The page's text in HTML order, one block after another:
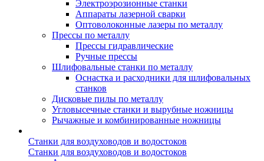
Электроэрозионные станки
Аппараты лазерной сварки
Оптоволоконные лазеры по металлу
Прессы по металлу
Прессы гидравлические
Ручные прессы
Шлифовальные станки по металлу
Оснастка и расходники для шлифовальных
станков
Дисковые пилы по металлу
Угловысечные станки и вырубные ножницы
Рычажные и комбинированные ножницы
Станки для воздуховодов и водостоков
Станки для воздуховодов и водостоков